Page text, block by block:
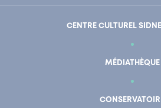
CENTRE CULTUREL
MÉDIATHÈQUE